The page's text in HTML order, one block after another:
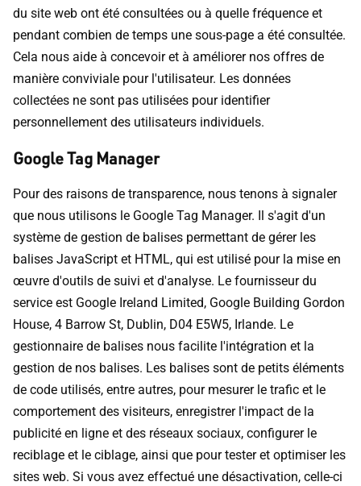
du site web ont été consultées ou à quelle fréquence et
pendant combien de temps une sous-page a été consultée.
Cela nous aide à concevoir et à améliorer nos offres de
manière conviviale pour l'utilisateur. Les données
collectées ne sont pas utilisées pour identifier
personnellement des utilisateurs individuels.
Google Tag Manager
Pour des raisons de transparence, nous tenons à signaler
que nous utilisons le Google Tag Manager. Il s'agit d'un
système de gestion de balises permettant de gérer les
balises JavaScript et HTML, qui est utilisé pour la mise en
œuvre d'outils de suivi et d'analyse. Le fournisseur du
service est Google Ireland Limited, Google Building Gordon
House, 4 Barrow St, Dublin, D04 E5W5, Irlande. Le
gestionnaire de balises nous facilite l'intégration et la
gestion de nos balises. Les balises sont de petits éléments
de code utilisés, entre autres, pour mesurer le trafic et le
comportement des visiteurs, enregistrer l'impact de la
publicité en ligne et des réseaux sociaux, configurer le
reciblage et le ciblage, ainsi que pour tester et optimiser les
sites web. Si vous avez effectué une désactivation, celle-ci